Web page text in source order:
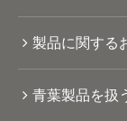
製品に関する
青葉製品を扱